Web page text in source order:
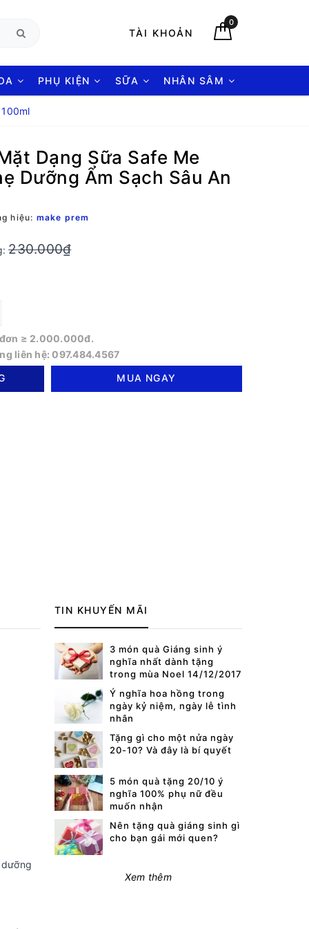
TÀI KHOẢN
0
PHỤ KIỆN SỮA NHÂN SÂM
Dạng Sữa Safe Me
Dưỡng Ẩm Sạch Sâu An
hiệu: make prem
230.000₫
đơn ≥ 2.000.000đ.
liên hệ: 097.484.4567
MUA NGAY
TIN KHUYẾN MÃI
3 món quà Giáng sinh ý
nghĩa nhất dành tặng
trong mùa Noel 14/12/2017
Ý nghĩa hoa hồng trong
ngày kỷ niệm, ngày lễ tình
nhân
Tặng gì cho một nửa ngày
20-10? Và đây là bí quyết
5 món quà tặng 20/10 ý
nghĩa 100% phụ nữ đều
muốn nhận
Nên tặng quà giáng sinh gì
cho bạn gái mới quen?
Xem thêm